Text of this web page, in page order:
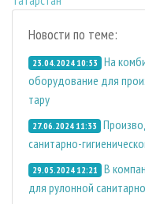
Новости по теме:
23.04.2024 10:53 На
оборудование для
тару
27.06.2024 11:33
санитарно-
29.05.2024 12:21 В
для рулонной